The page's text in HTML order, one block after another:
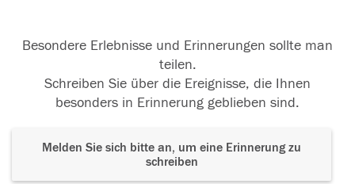
Besondere Erlebnisse und Erinnerungen sollte man
teilen.
Schreiben Sie über die Ereignisse, die Ihnen
besonders in Erinnerung geblieben sind.
Melden Sie sich bitte an, um eine Erinnerung zu
schreiben